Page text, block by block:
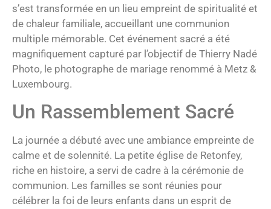
s’est transformée en un lieu empreint de spiritualité et
de chaleur familiale, accueillant une communion
multiple mémorable. Cet événement sacré a été
magnifiquement capturé par l’objectif de Thierry Nadé
Photo, le photographe de mariage renommé à Metz &
Luxembourg.
Un Rassemblement Sacré
La journée a débuté avec une ambiance empreinte de
calme et de solennité. La petite église de Retonfey,
riche en histoire, a servi de cadre à la cérémonie de
communion. Les familles se sont réunies pour
célébrer la foi de leurs enfants dans un esprit de